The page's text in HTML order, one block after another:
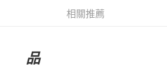
使用超取
相關推薦
品